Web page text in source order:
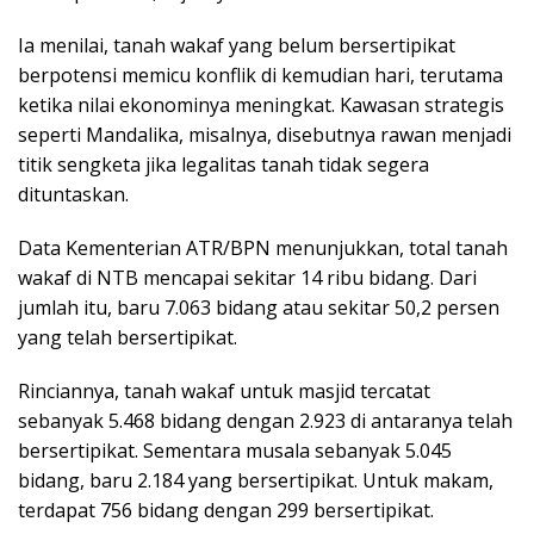
‎Ia menilai, tanah wakaf yang belum bersertipikat
berpotensi memicu konflik di kemudian hari, terutama
ketika nilai ekonominya meningkat. Kawasan strategis
seperti Mandalika, misalnya, disebutnya rawan menjadi
titik sengketa jika legalitas tanah tidak segera
dituntaskan.
‎Data Kementerian ATR/BPN menunjukkan, total tanah
wakaf di NTB mencapai sekitar 14 ribu bidang. Dari
jumlah itu, baru 7.063 bidang atau sekitar 50,2 persen
yang telah bersertipikat.
‎Rinciannya, tanah wakaf untuk masjid tercatat
sebanyak 5.468 bidang dengan 2.923 di antaranya telah
bersertipikat. Sementara musala sebanyak 5.045
bidang, baru 2.184 yang bersertipikat. Untuk makam,
terdapat 756 bidang dengan 299 bersertipikat.